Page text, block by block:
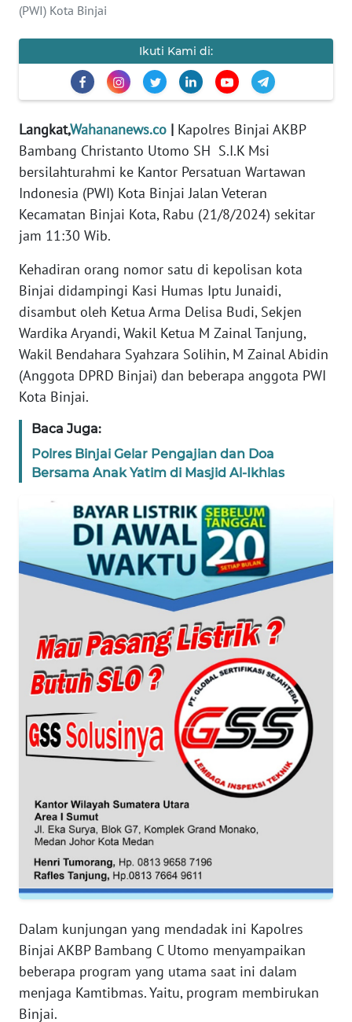
(PWI) Kota Binjai
Ikuti Kami di:
Langkat,Wahananews.co | Kapolres Binjai AKBP
Bambang Christanto Utomo SH S.I.K Msi
bersilahturahmi ke Kantor Persatuan Wartawan
Indonesia (PWI) Kota Binjai Jalan Veteran
Kecamatan Binjai Kota, Rabu (21/8/2024) sekitar
jam 11:30 Wib.
Kehadiran orang nomor satu di kepolisan kota
Binjai didampingi Kasi Humas Iptu Junaidi,
disambut oleh Ketua Arma Delisa Budi, Sekjen
Wardika Aryandi, Wakil Ketua M Zainal Tanjung,
Wakil Bendahara Syahzara Solihin, M Zainal Abidin
(Anggota DPRD Binjai) dan beberapa anggota PWI
Kota Binjai.
Baca Juga:
Polres Binjai Gelar Pengajian dan Doa
Bersama Anak Yatim di Masjid Al-Ikhlas
Dalam kunjungan yang mendadak ini Kapolres
Binjai AKBP Bambang C Utomo menyampaikan
beberapa program yang utama saat ini dalam
menjaga Kamtibmas. Yaitu, program membirukan
Binjai.
INFO
PEDOMAN
MEDIA
SIBER
REDAKSI
DISCLAIMER
Wahana
News
Regional
WN
WN
JAKARTA
WN
WN
NTT
WN
WN
WN
PAPUA
BARAT
WN
RIAU
WN
SERAMBI
WN
JAMBI